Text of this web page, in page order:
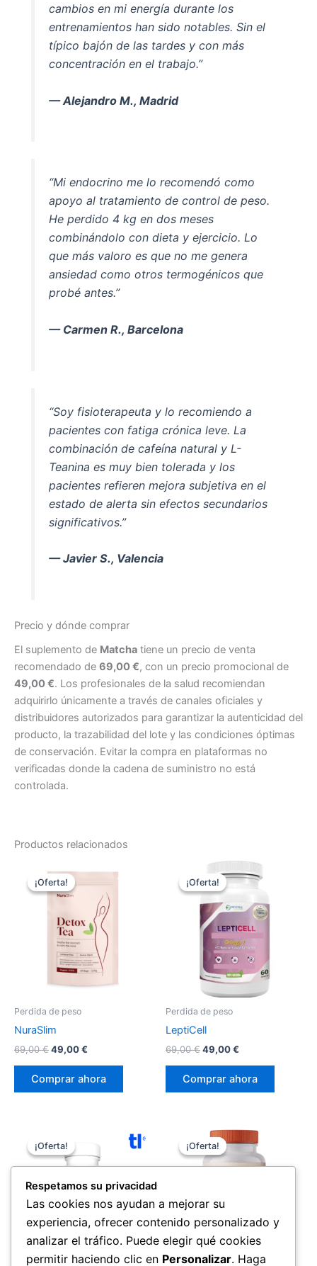
cambios en mi energía durante los
entrenamientos han sido notables. Sin el
típico bajón de las tardes y con más
concentración en el trabajo.”
— Alejandro M., Madrid
“Mi endocrino me lo recomendó como
apoyo al tratamiento de control de peso.
He perdido 4 kg en dos meses
combinándolo con dieta y ejercicio. Lo
que más valoro es que no me genera
ansiedad como otros termogénicos que
probé antes.”
— Carmen R., Barcelona
“Soy fisioterapeuta y lo recomiendo a
pacientes con fatiga crónica leve. La
combinación de cafeína natural y L-
Teanina es muy bien tolerada y los
pacientes refieren mejora subjetiva en el
estado de alerta sin efectos secundarios
significativos.”
— Javier S., Valencia
Precio y dónde comprar
El suplemento de Matcha tiene un precio de venta
recomendado de 69,00 €, con un precio promocional de
49,00 €. Los profesionales de la salud recomiendan
adquirirlo únicamente a través de canales oficiales y
distribuidores autorizados para garantizar la autenticidad del
producto, la trazabilidad del lote y las condiciones óptimas
de conservación. Evitar la compra en plataformas no
verificadas donde la cadena de suministro no está
controlada.
Productos relacionados
¡Oferta!
¡Oferta!
Perdida de peso
NuraSlim
69,00€El
original
era:
49,00€
es:
Comprar ahora
¡Oferta!
¡Oferta!
Perdida de peso
LeptiCell
69,00€El
original
era:
49,00€
es:
Comprar ahora
¡Oferta!
¡Oferta! ¡Oferta!
¡Oferta!
Respetamos su privacidad
Las cookies nos ayudan a mejorar su
experiencia, ofrecer contenido personalizado y
analizar el tráfico. Puede elegir qué cookies
permitir haciendo clic en Personalizar. Haga